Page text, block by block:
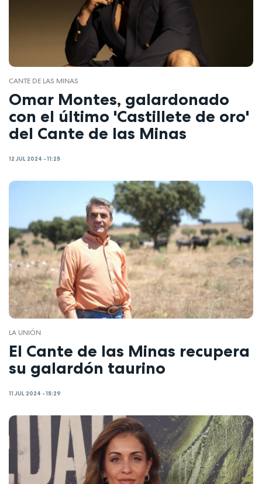
CANTE DE LAS MINAS
Omar Montes, galardonado
con el último 'Castillete de oro'
del Cante de las Minas
12 JUL 2024 - 11:25
LA UNIÓN
El Cante de las Minas recupera
su galardón taurino
11 JUL 2024 - 15:29